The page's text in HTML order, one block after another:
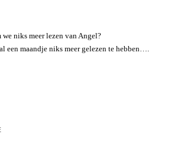
niks meer lezen van Angel?
een maandje niks meer gelezen te hebben….